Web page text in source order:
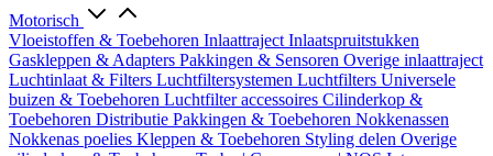
Motorisch
Vloeistoffen & Toebehoren Inlaattraject Inlaatspruitstukken
Gaskleppen & Adapters Pakkingen & Sensoren Overige inlaattraject
Luchtinlaat & Filters Luchtfiltersystemen Luchtfilters Universele
buizen & Toebehoren Luchtfilter accessoires Cilinderkop &
Toebehoren Distributie Pakkingen & Toebehoren Nokkenassen
Nokkenas poelies Kleppen & Toebehoren Styling delen Overige